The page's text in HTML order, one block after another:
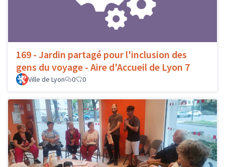
169 - Jardin partagé pour l'inclusion des
gens du voyage - Aire d'Accueil de Lyon 7
Ville de Lyon 0 0